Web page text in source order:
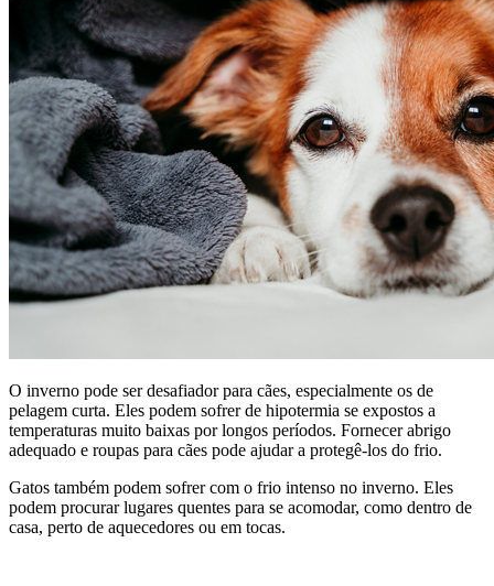
O inverno pode ser desafiador para cães, especialmente os de
pelagem curta. Eles podem sofrer de hipotermia se expostos a
temperaturas muito baixas por longos períodos. Fornecer abrigo
adequado e roupas para cães pode ajudar a protegê-los do frio.
Gatos também podem sofrer com o frio intenso no inverno. Eles
podem procurar lugares quentes para se acomodar, como dentro de
casa, perto de aquecedores ou em tocas.